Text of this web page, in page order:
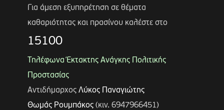
Για άμεση εξυπηρέτηση σε θέματα
καθαριότητας και πρασίνου καλέστε στο
15100
Τηλέφωνα Έκτακτης Ανάγκης Πολιτικής
Προστασίας
Αντιδήμαρχος Λύκος Παναγιώτης
Θωμάς Ρουμπάκος(κιν. 6947966451)